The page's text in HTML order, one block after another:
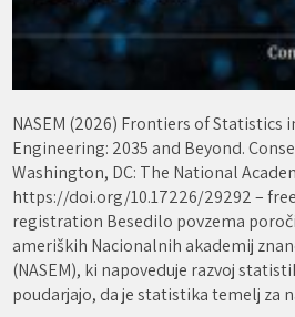
NASEM (2026) Frontiers of Statistics
Engineering: 2035 and Beyond.
Washington, DC: The National
https://doi.org/10.17226/29292 –
registration Besedilo povzema
ameriških Nacionalnih akademij
(NASEM), ki napoveduje razvoj
poudarjajo, da je statistika temelj za